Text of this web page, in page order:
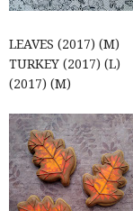
TURKEY
(2017) (M)